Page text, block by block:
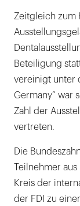
Zeitgleich zum
Beteiligung
vereinigt unter
Germany” war
Zahl der
vertreten.
Die
Teilnehmer
Kreis der
der FDI zu